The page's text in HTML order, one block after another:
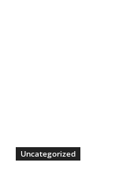
Uncategorized